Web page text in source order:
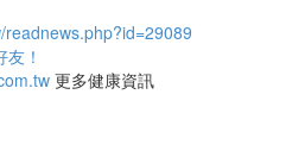
！
更多健康資訊